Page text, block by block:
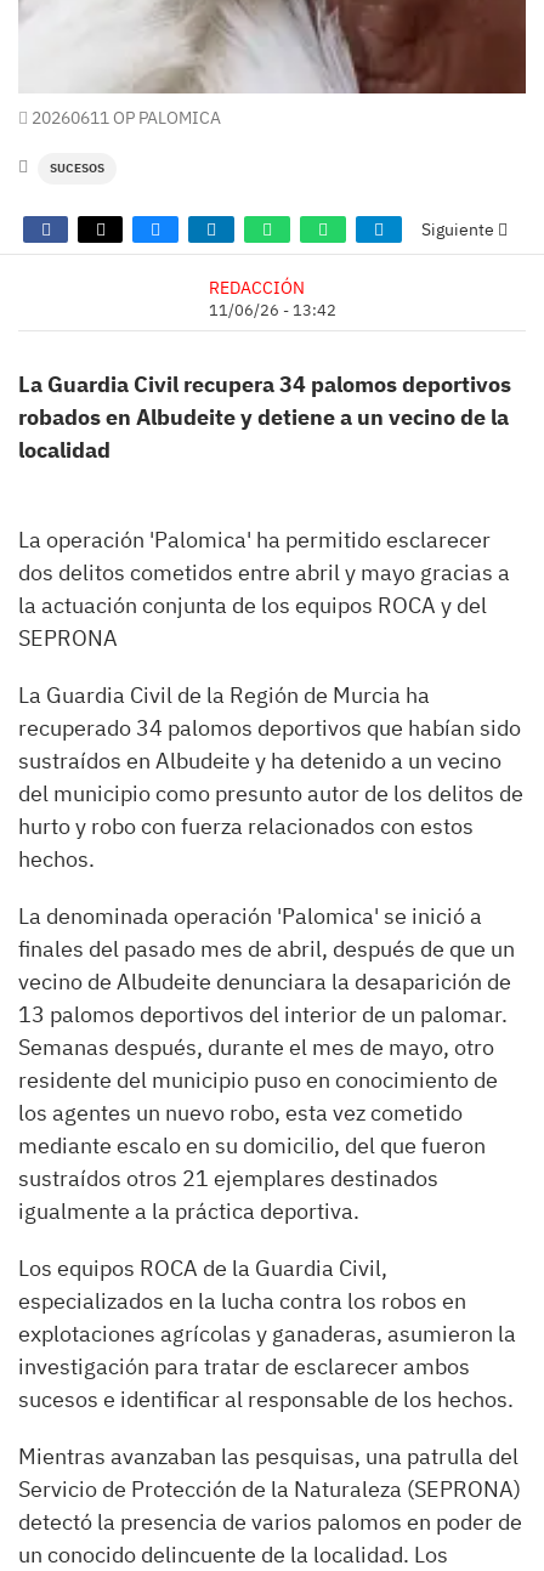
20260611 OP PALOMICA
SUCESOS
Siguiente
REDACCIÓN
11/06/26 - 13:42
La Guardia Civil recupera 34 palomos deportivos
robados en Albudeite y detiene a un vecino de la
localidad
La operación 'Palomica' ha permitido esclarecer
dos delitos cometidos entre abril y mayo gracias a
la actuación conjunta de los equipos ROCA y del
SEPRONA
La Guardia Civil de la Región de Murcia ha
recuperado 34 palomos deportivos que habían sido
sustraídos en Albudeite y ha detenido a un vecino
del municipio como presunto autor de los delitos de
hurto y robo con fuerza relacionados con estos
hechos.
La denominada operación 'Palomica' se inició a
finales del pasado mes de abril, después de que un
vecino de Albudeite denunciara la desaparición de
13 palomos deportivos del interior de un palomar.
Semanas después, durante el mes de mayo, otro
residente del municipio puso en conocimiento de
los agentes un nuevo robo, esta vez cometido
mediante escalo en su domicilio, del que fueron
sustraídos otros 21 ejemplares destinados
igualmente a la práctica deportiva.
Los equipos ROCA de la Guardia Civil,
especializados en la lucha contra los robos en
explotaciones agrícolas y ganaderas, asumieron la
investigación para tratar de esclarecer ambos
sucesos e identificar al responsable de los hechos.
Mientras avanzaban las pesquisas, una patrulla del
Servicio de Protección de la Naturaleza (SEPRONA)
detectó la presencia de varios palomos en poder de
un conocido delincuente de la localidad. Los